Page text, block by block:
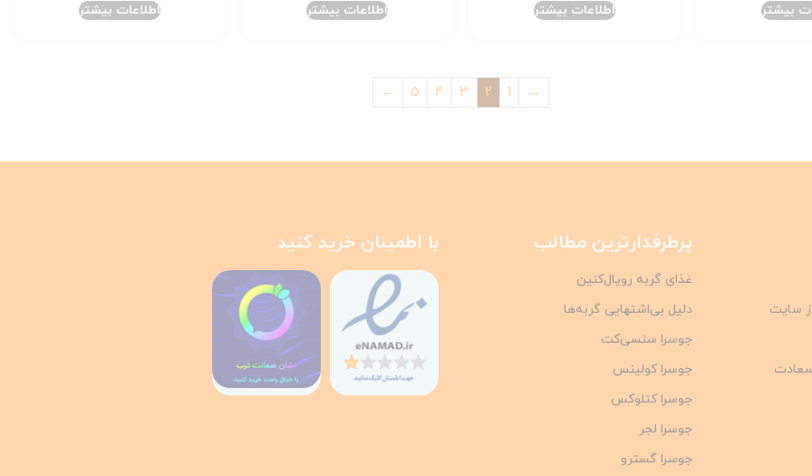
بیشتر اطلاعات بیشتر اطلاعات بیشتر اطلاعات بیشتر
→
1
2
3
4
5
←
سایت
پرطرفدارترین مطالب
غذای گربه رویال‌کنین
دلیل بی‌اشتهایی گربه‌ها
جوسرا سنسی‌کت
جوسرا کولینس
جوسرا کتلوکس
جوسرا لجر
جوسرا گسترو
با اطمینان خرید کنید